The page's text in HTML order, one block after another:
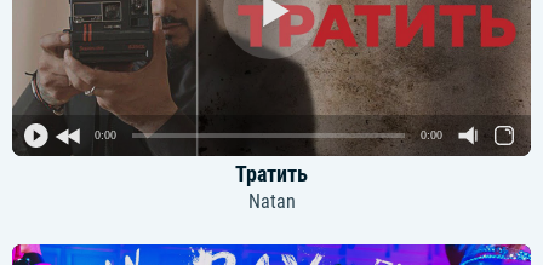
0:00 0:00
Тратить
Natan